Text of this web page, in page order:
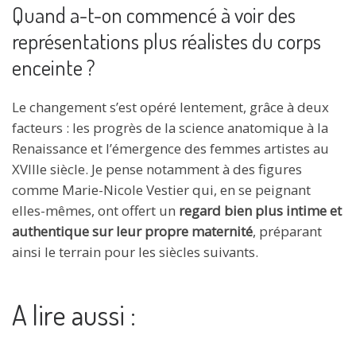
Quand a-t-on commencé à voir des
représentations plus réalistes du corps
enceinte ?
Le changement s’est opéré lentement, grâce à deux
facteurs : les progrès de la science anatomique à la
Renaissance et l’émergence des femmes artistes au
XVIIIe siècle. Je pense notamment à des figures
comme Marie-Nicole Vestier qui, en se peignant
elles-mêmes, ont offert un regard bien plus intime et
authentique sur leur propre maternité, préparant
ainsi le terrain pour les siècles suivants.
A lire aussi :